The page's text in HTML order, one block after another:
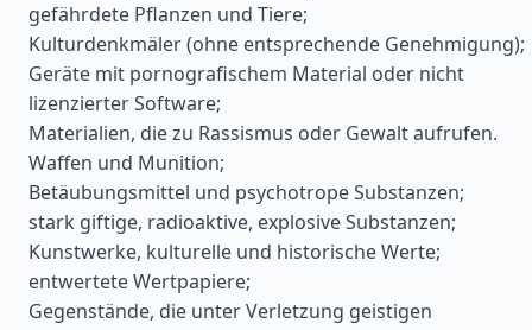
gefährdete Pflanzen und Tiere;
Kulturdenkmäler (ohne entsprechende Genehmigung);
Geräte mit pornografischem Material oder nicht
lizenzierter Software;
Materialien, die zu Rassismus oder Gewalt aufrufen.
Waffen und Munition;
Betäubungsmittel und psychotrope Substanzen;
stark giftige, radioaktive, explosive Substanzen;
Kunstwerke, kulturelle und historische Werte;
entwertete Wertpapiere;
Gegenstände, die unter Verletzung geistigen